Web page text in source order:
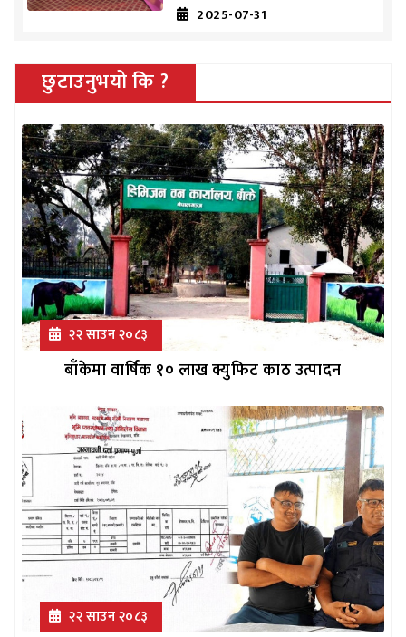
2025-07-31
छुटाउनुभयो कि ?
२२ साउन २०८३
बाँकेमा वार्षिक १० लाख क्युफिट काठ उत्पादन
२२ साउन २०८३